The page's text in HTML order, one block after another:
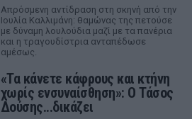
Απρόσμενη αντίδραση στη σκηνή από την
Ιουλία Καλλιμάνη: θαμώνας της πετούσε
με δύναμη λουλούδια μαζί με τα πανέρια
και η τραγουδίστρια ανταπέδωσε
αμέσως.
«Τα κάνετε κάφρους και κτήνη
χωρίς ενσυναίσθηση»: Ο Τάσος
Δούσης...δικάζει